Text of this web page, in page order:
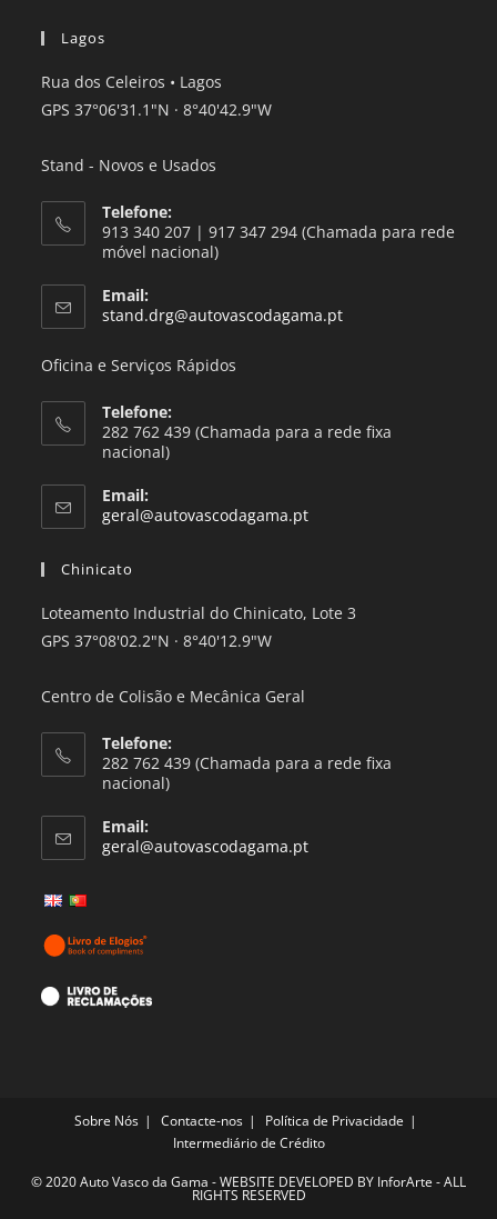
Lagos
Rua dos Celeiros • Lagos
GPS 37°06'31.1"N · 8°40'42.9"W
Stand - Novos e Usados
Telefone:
913 340 207 | 917 347 294 (Chamada para rede
móvel nacional)
Email:
stand.drg@autovascodagama.pt
Oficina e Serviços Rápidos
Telefone:
282 762 439 (Chamada para a rede fixa
nacional)
Email:
geral@autovascodagama.pt
Chinicato
Loteamento Industrial do Chinicato, Lote 3
GPS 37°08'02.2"N · 8°40'12.9"W
Centro de Colisão e Mecânica Geral
Telefone:
282 762 439 (Chamada para a rede fixa
nacional)
Email:
geral@autovascodagama.pt
Sobre Nós Contacte-nos
Política de Privacidade
Intermediário de Crédito
© 2020 Auto Vasco da Gama - WEBSITE DEVELOPED BY InforArte - ALL
RIGHTS RESERVED